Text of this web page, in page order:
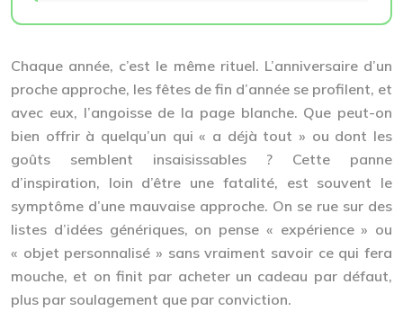
Chaque année, c’est le même rituel. L’anniversaire d’un
proche approche, les fêtes de fin d’année se profilent, et
avec eux, l’angoisse de la page blanche. Que peut-on
bien offrir à quelqu’un qui « a déjà tout » ou dont les
goûts semblent insaisissables ? Cette panne
d’inspiration, loin d’être une fatalité, est souvent le
symptôme d’une mauvaise approche. On se rue sur des
listes d’idées génériques, on pense « expérience » ou
« objet personnalisé » sans vraiment savoir ce qui fera
mouche, et on finit par acheter un cadeau par défaut,
plus par soulagement que par conviction.